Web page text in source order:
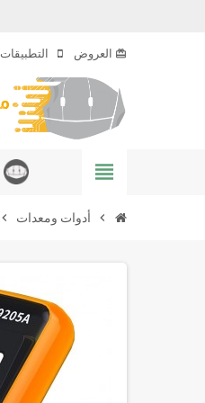
card_giftcard العروض التطبيقات
view_headline
chevron_right أدوات ومعدات chevron_right